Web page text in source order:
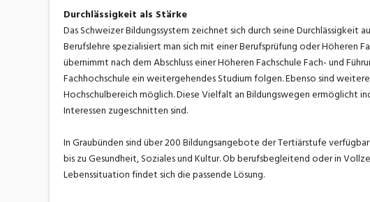
Durchlässigkeit als Stärke
Das Schweizer Bildungssystem zeichnet sich durch seine Durchlässigkeit
Berufslehre spezialisiert man sich mit einer Berufsprüfung oder Höheren
übernimmt nach dem Abschluss einer Höheren Fachschule Fach- und
Fachhochschule ein weitergehendes Studium folgen. Ebenso sind
Hochschulbereich möglich. Diese Vielfalt an Bildungswegen ermöglicht
Interessen zugeschnitten sind.
In Graubünden sind über 200 Bildungsangebote der Tertiärstufe
bis zu Gesundheit, Soziales und Kultur. Ob berufsbegleitend oder in
Lebenssituation findet sich die passende Lösung.